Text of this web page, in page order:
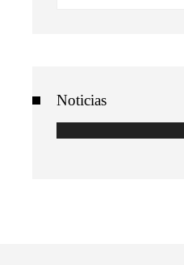
Noticias